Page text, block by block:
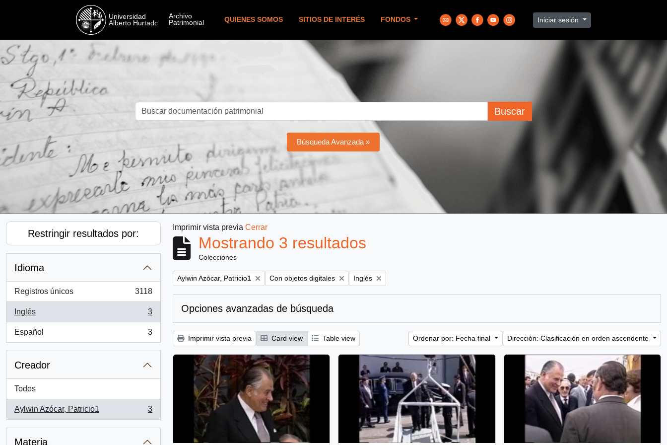
QUIENES SOMOS SITIOS DE INTERÉS FONDOS Iniciar sesión
Buscar
Búsqueda Avanzada »
Restringir resultados por:
Idioma
Registros únicos
, 3118 resultados
3118
Inglés
, 3 resultados
3
Español
, 3 resultados
3
Creador
Todos
Aylwin Azócar, Patricio1
, 3 resultados
3
Materia
Imprimir vista previa Cerrar
Mostrando 3 resultados
Colecciones
Remove filter:
Aylwin Azócar, Patricio1 Remove filter:
Con objetos digitales Remove filter:
Inglés
Opciones avanzadas de búsqueda
Imprimir vista previa Card view Table view Ordenar por: Fecha final Dirección: Clasificación en orden ascendente